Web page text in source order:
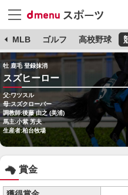
MLB ゴルフ 高校野球
牡 鹿毛 登録抹消
スズヒーロー
父:ワツスル
母:スズクローバー
調教師:後藤 由之 (美浦)
馬主:小紫 芳夫
生産者:柏台牧場
賞金